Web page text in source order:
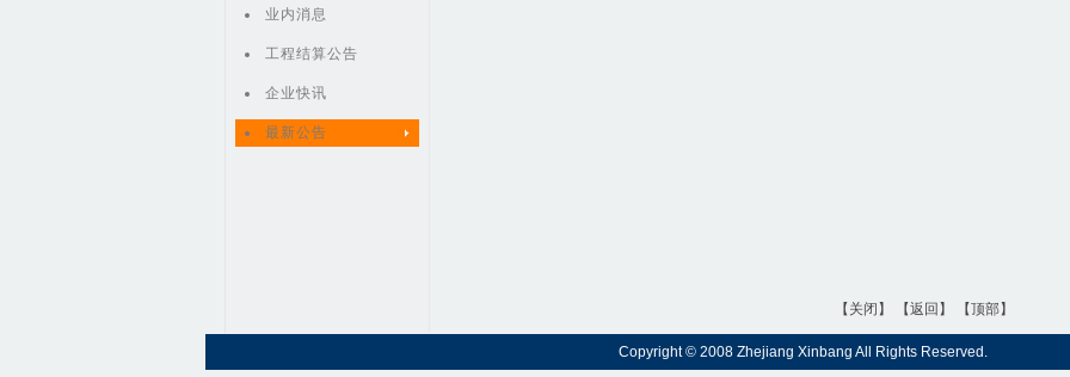
业内消息
工程结算公告
企业快讯
最新公告
【关闭】 【返回】 【顶部】
Copyright © 2008 Zhejiang Xinbang All Rights Reserved.